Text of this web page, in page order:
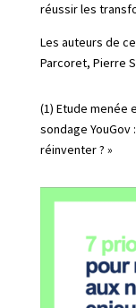
réussir les
Les auteurs de
Parcoret, Pierre
(1) Etude menée
sondage YouGov
réinventer ? »